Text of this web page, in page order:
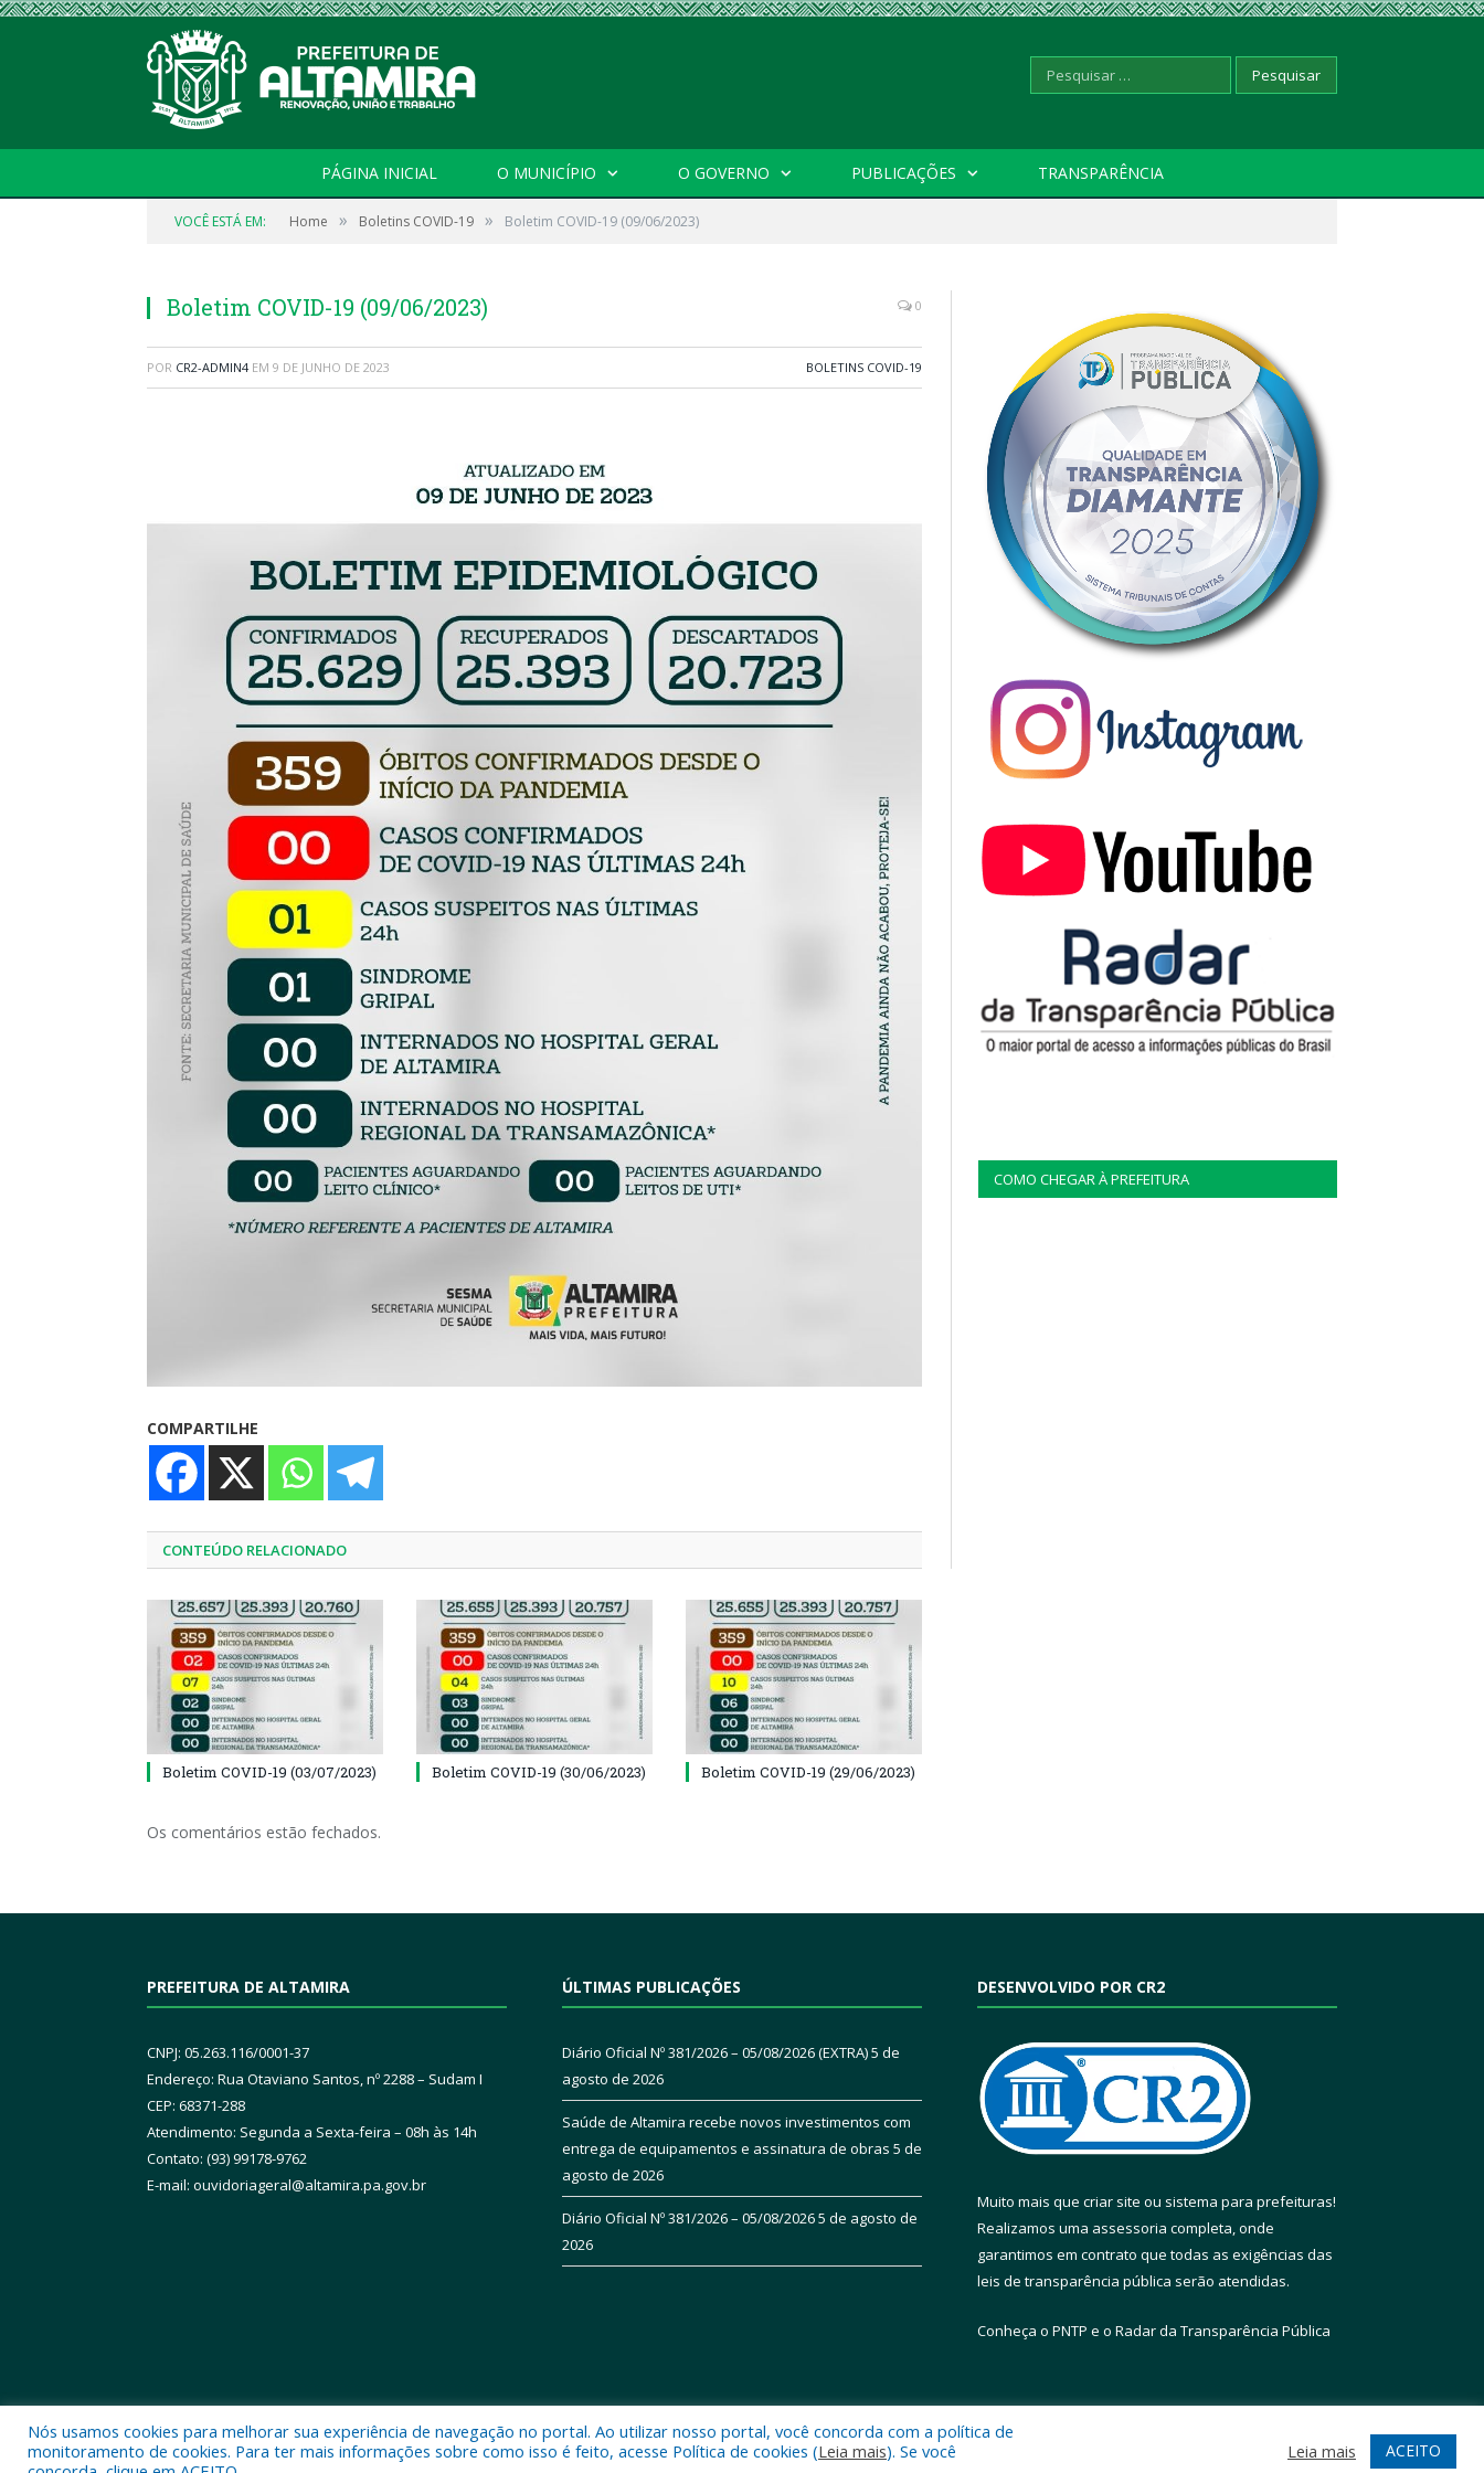
Pesquisar
PÁGINA INICIAL O MUNICÍPIO O GOVERNO PUBLICAÇÕES TRANSPARÊNCIA
VOCÊ ESTÁ EM: Home » Boletins COVID-19 » Boletim COVID-19 (09/06/2023)
Boletim COVID-19 (09/06/2023) 0
POR CR2-ADMIN4 EM 9 DE JUNHO DE 2023 BOLETINS COVID-19
COMPARTILHE
CONTEÚDO RELACIONADO
Boletim COVID-19 (03/07/2023) Boletim COVID-19 (30/06/2023) Boletim COVID-19 (29/06/2023)
Os comentários estão fechados.
COMO CHEGAR À PREFEITURA
PREFEITURA DE ALTAMIRA
CNPJ: 05.263.116/0001-37
Endereço: Rua Otaviano Santos, nº 2288 – Sudam I
CEP: 68371-288
Atendimento: Segunda a Sexta-feira – 08h às 14h
Contato: (93) 99178-9762
E-mail: ouvidoriageral@altamira.pa.gov.br
ÚLTIMAS PUBLICAÇÕES
Diário Oficial Nº 381/2026 – 05/08/2026 (EXTRA)5 de
agosto de 2026
Saúde de Altamira recebe novos investimentos com
entrega de equipamentos e assinatura de obras 5 de
agosto de 2026
Diário Oficial Nº 381/2026 – 05/08/20265 de agosto de
2026
DESENVOLVIDO POR CR2
Muito mais que criar site ou sistema para prefeituras!
Realizamos uma assessoria completa, onde
garantimos em contrato que todas as exigências das
leis de transparência pública serão atendidas.
Conheça o PNTP e o Radar da Transparência Pública
Todos os direitos reservados a Prefeitura Municipal de Altamira. Mapa do Site Acessar Webmail
Nós usamos cookies para melhorar sua experiência de navegação no portal. Ao utilizar nosso portal, você concorda com a política de
monitoramento de cookies. Para ter mais informações sobre como isso é feito, acesse Política de cookies (Leia mais). Se você
Leia mais ACEITO